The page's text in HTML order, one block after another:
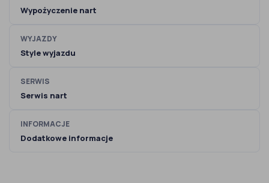
Wypożyczenie nart
WYJAZDY
Style wyjazdu
SERWIS
Serwis nart
INFORMACJE
Dodatkowe informacje